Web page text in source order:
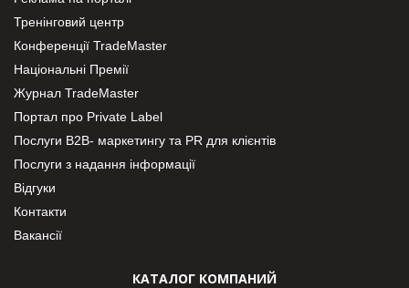
Тренінговий центр
Конференції TradeMaster
Національні Премії
Журнал TradeMaster
Портал про Private Label
Послуги В2В- маркетингу та PR для клієнтів
Послуги з надання інформації
Відгуки
Контакти
Вакансії
КАТАЛОГ КОМПАНИЙ